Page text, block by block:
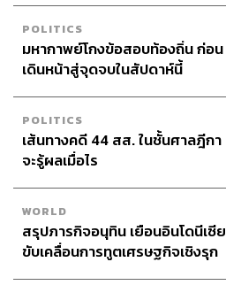
POLITICS
มหากาพย์โกงข้อสอบท้องถิ่น ก่อน
เดินหน้าสู่จุดจบในสัปดาห์นี้
POLITICS
เส้นทางคดี 44 สส. ในชั้นศาลฎีกา
จะรู้ผลเมื่อไร
WORLD
สรุปภารกิจอนุทิน เยือนอินโดนีเซีย
ขับเคลื่อนการทูตเศรษฐกิจเชิงรุก